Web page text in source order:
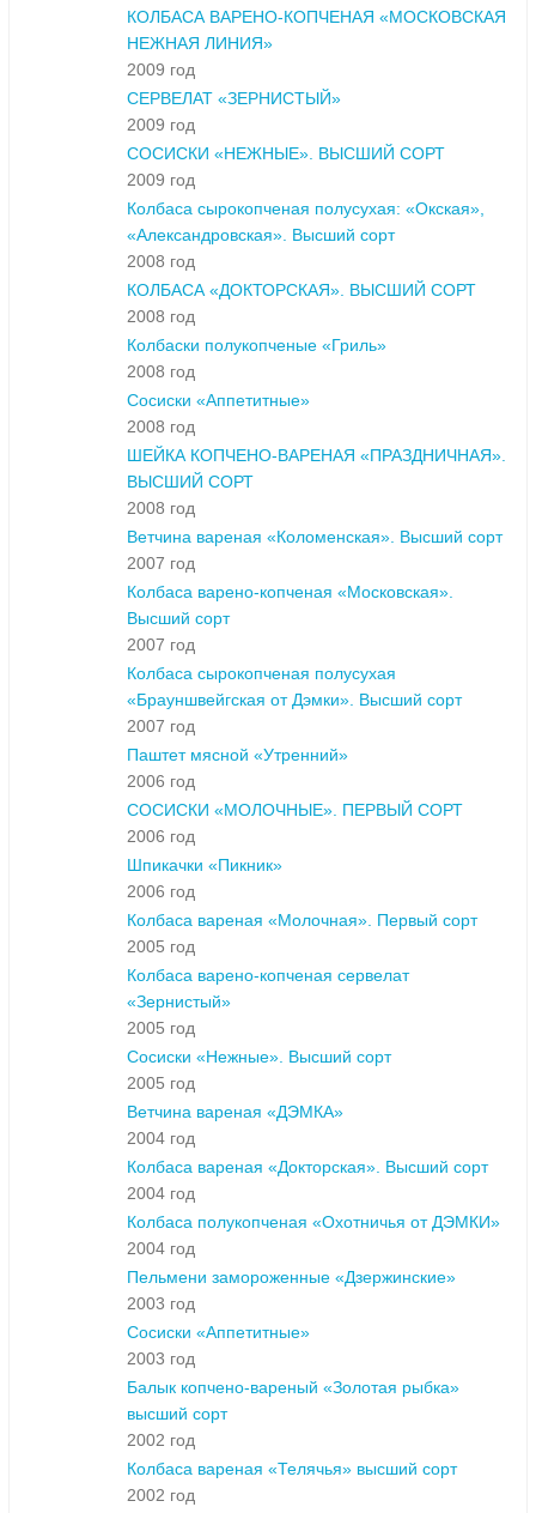
КОЛБАСА ВАРЕНО-КОПЧЕНАЯ «МОСКОВСКАЯ
НЕЖНАЯ ЛИНИЯ»
2009 год
СЕРВЕЛАТ «ЗЕРНИСТЫЙ»
2009 год
СОСИСКИ «НЕЖНЫЕ». ВЫСШИЙ СОРТ
2009 год
Колбаса сырокопченая полусухая: «Окская»,
«Александровская». Высший сорт
2008 год
КОЛБАСА «ДОКТОРСКАЯ». ВЫСШИЙ СОРТ
2008 год
Колбаски полукопченые «Гриль»
2008 год
Сосиски «Аппетитные»
2008 год
ШЕЙКА КОПЧЕНО-ВАРЕНАЯ «ПРАЗДНИЧНАЯ».
ВЫСШИЙ СОРТ
2008 год
Ветчина вареная «Коломенская». Высший сорт
2007 год
Колбаса варено-копченая «Московская».
Высший сорт
2007 год
Колбаса сырокопченая полусухая
«Брауншвейгская от Дэмки». Высший сорт
2007 год
Паштет мясной «Утренний»
2006 год
СОСИСКИ «МОЛОЧНЫЕ». ПЕРВЫЙ СОРТ
2006 год
Шпикачки «Пикник»
2006 год
Колбаса вареная «Молочная». Первый сорт
2005 год
Колбаса варено-копченая сервелат
«Зернистый»
2005 год
Сосиски «Нежные». Высший сорт
2005 год
Ветчина вареная «ДЭМКА»
2004 год
Колбаса вареная «Докторская». Высший сорт
2004 год
Колбаса полукопченая «Охотничья от ДЭМКИ»
2004 год
Пельмени замороженные «Дзержинские»
2003 год
Сосиски «Аппетитные»
2003 год
Балык копчено-вареный «Золотая рыбка»
высший сорт
2002 год
Колбаса вареная «Телячья» высший сорт
2002 год